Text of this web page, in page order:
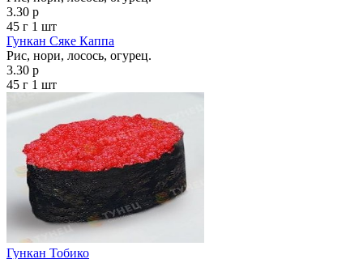
3.30 р
45 г 1 шт
Гункан Сяке Каппа
Рис, нори, лосось, огурец.
3.30 р
45 г 1 шт
Гункан Тобико